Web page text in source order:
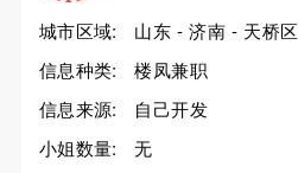
城市区域:
山东 - 济南 - 天桥区
信息种类:
楼凤兼职
信息来源:
自己开发
小姐数量:
无